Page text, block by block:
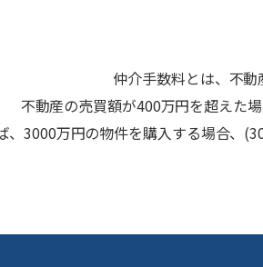
仲介手数料とは、不
不動産の売買額が400万円を超えた
、3000万円の物件を購入する場合、